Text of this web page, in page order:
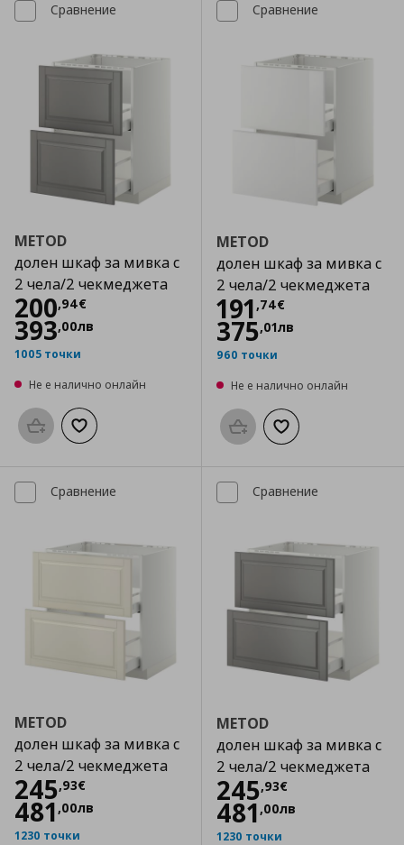
Сравнение
METOD
долен шкаф за мивка с
2 чела/2 чекмеджета
200,94€
Цена
393,00лв
1005 точки
Не е налично онлайн
Προσθήκη στο καλάθι
Добави към списъка с любими
Сравнение
METOD
долен шкаф за мивка с
2 чела/2 чекмеджета
191 ,74€
Цена
375,01лв
960 точки
Не е налично онлайн
Προσθήκη στο καλάθι
Добави към
Сравнение
METOD
долен шкаф за мивка с
2 чела/2 чекмеджета
245,93€
Цена
481 ,00лв
1230 точки
Сравнение
METOD
долен шкаф за мивка с
2 чела/2 чекмеджета
245,93€
Цена
481 ,00лв
1230 точки